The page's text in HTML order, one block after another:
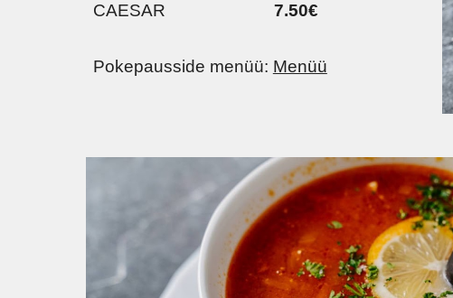
CAESAR 7.50€
Pokepausside menüü: Menüü